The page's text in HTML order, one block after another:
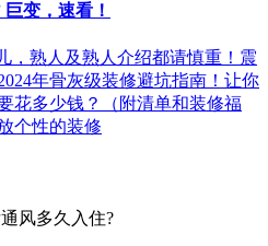
变，速看！
，熟人及熟人介绍都请慎重！ 震
年骨灰级装修避坑指南！让你
花多少钱？（附清单和装修福
个性的装修
风多久入住?